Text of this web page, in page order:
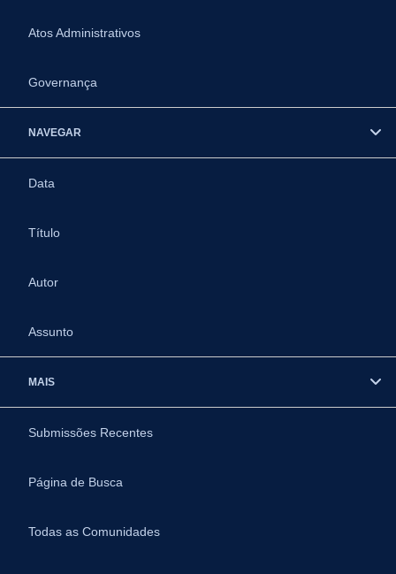
Atos Administrativos
Governança
NAVEGAR
Data
Título
Autor
Assunto
MAIS
Submissões Recentes
Página de Busca
Todas as Comunidades